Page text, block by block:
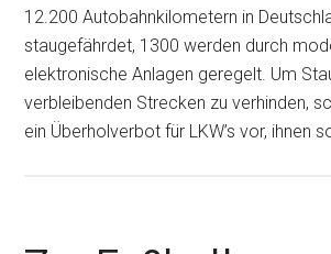
12.200 Autobahnkilometern in
staugefährdet, 1300 werden durch
elektronische Anlagen geregelt. Um
verbleibenden Strecken zu verhinden,
ein Überholverbot für LKW’s vor, ihnen